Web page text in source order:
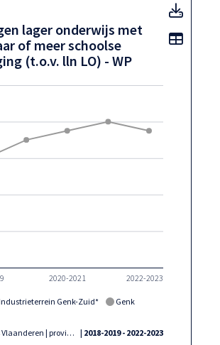
lager onderwijs met
of meer schoolse
(t.o.v. lln LO) - WP
Genk-Zuid* Genk
2020-2021 2022-2023
Onderwijs Vlaanderen | provincies.incijfers.be | 2018-2019 - 2022-2023
Toon